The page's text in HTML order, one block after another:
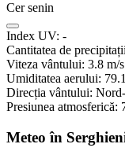
Cer senin
Index UV: -
Cantitatea de
Viteza vântului: 3.8 m/s
Umiditatea aerului: 79.1
Direcția vântului:
Presiunea atmosferică:
Meteo în